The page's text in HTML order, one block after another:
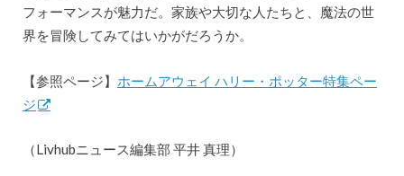
フォーマンスが魅力だ。家族や大切な人たちと、魔法の世
界を冒険してみてはいかがだろうか。
【参照ページ】 ホームアウェイ ハリー・ポッター特集ペー
ジ
（Livhubニュース編集部 平井 真理）